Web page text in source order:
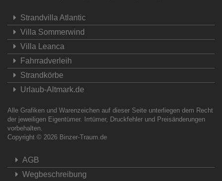
Strandvilla Atlantic
Villa Sommerwind
Villa Leanca
Fahrradverleih
Strandkörbe
Urlaub-Altmark.de
Alle Grafiken und Warenzeichen auf dieser Seite unterliegen dem Recht
der jeweiligen Eigentümer. Irrtümer, Druckfehler und Preisänderungen
vorbehalten.
Copyright © 2026 Binzer-Traum.de
AGB
Wegbeschreibung